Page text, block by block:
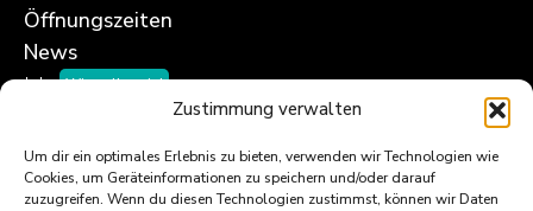
Zustimmung verwalten
Um dir ein optimales Erlebnis zu bieten, verwenden wir Technologien wie
Cookies, um Geräteinformationen zu speichern und/oder darauf
zuzugreifen. Wenn du diesen Technologien zustimmst, können wir Daten
Öffnungszeiten
News
Jobs Wir stellen ein!